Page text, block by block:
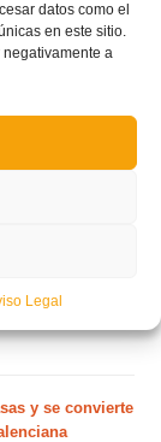
datos como el
en este sitio.
negativamente a
Legal
y se convierte